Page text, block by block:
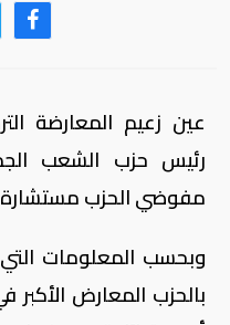
عين زعيم المعارضة
رئيس حزب الشعب
مفوضي الحزب مستشارة
وبحسب المعلومات
بالحزب المعارض الأكبر